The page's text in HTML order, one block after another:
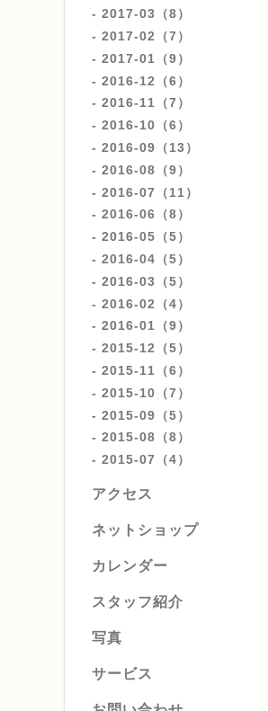
2017-03（8）
2017-02（7）
2017-01（9）
2016-12（6）
2016-11（7）
2016-10（6）
2016-09（13）
2016-08（9）
2016-07（11）
2016-06（8）
2016-05（5）
2016-04（5）
2016-03（5）
2016-02（4）
2016-01（9）
2015-12（5）
2015-11（6）
2015-10（7）
2015-09（5）
2015-08（8）
2015-07（4）
アクセス
ネットショップ
カレンダー
スタッフ紹介
写真
サービス